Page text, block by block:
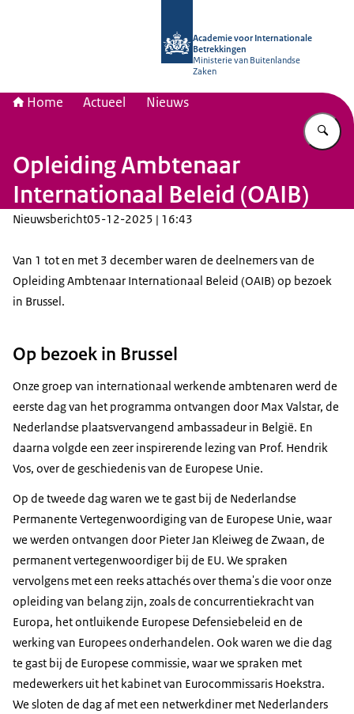
Academie voor Internationale
Betrekkingen
Ministerie van Buitenlandse
Zaken
Home Actueel Nieuws
Opleiding Ambtenaar
Internationaal Beleid (OAIB)
Nieuwsbericht05-12-2025 | 16:43
Van 1 tot en met 3 december waren de deelnemers van de
Opleiding Ambtenaar Internationaal Beleid (OAIB) op bezoek
in Brussel.
Op bezoek in Brussel
Onze groep van internationaal werkende ambtenaren werd de
eerste dag van het programma ontvangen door Max Valstar, de
Nederlandse plaatsvervangend ambassadeur in België. En
daarna volgde een zeer inspirerende lezing van Prof. Hendrik
Vos, over de geschiedenis van de Europese Unie.
Op de tweede dag waren we te gast bij de Nederlandse
Permanente Vertegenwoordiging van de Europese Unie, waar
we werden ontvangen door Pieter Jan Kleiweg de Zwaan, de
permanent vertegenwoordiger bij de EU. We spraken
vervolgens met een reeks attachés over thema's die voor onze
opleiding van belang zijn, zoals de concurrentiekracht van
Europa, het ontluikende Europese Defensiebeleid en de
werking van Europees onderhandelen. Ook waren we die dag
te gast bij de Europese commissie, waar we spraken met
medewerkers uit het kabinet van Eurocommissaris Hoekstra.
We sloten de dag af met een netwerkdiner met Nederlanders